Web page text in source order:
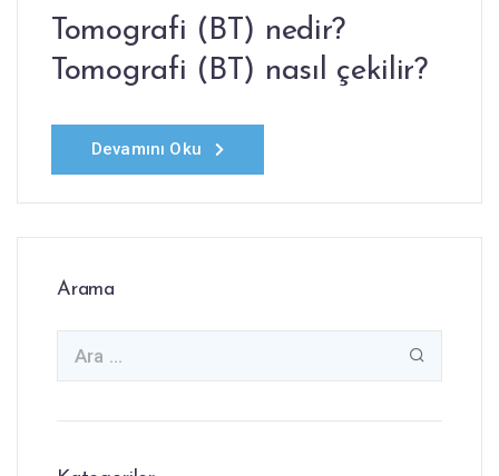
Tomografi (BT) nedir?
Tomografi (BT) nasıl çekilir?
Devamını Oku
Arama